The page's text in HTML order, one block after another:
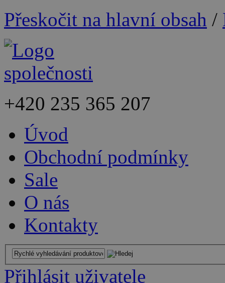
Přeskočit na hlavní obsah /
+420 235 365 207
Úvod
Obchodní podmínky
Sale
O nás
Kontakty
Přihlásit uživatele